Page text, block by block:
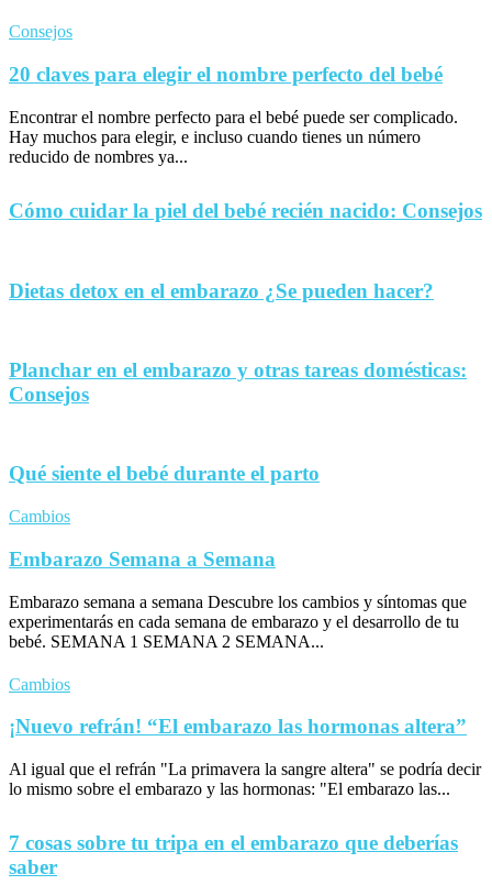
Consejos
20 claves para elegir el nombre perfecto del bebé
Encontrar el nombre perfecto para el bebé puede ser complicado.
Hay muchos para elegir, e incluso cuando tienes un número
reducido de nombres ya...
Cómo cuidar la piel del bebé recién nacido: Consejos
Dietas detox en el embarazo ¿Se pueden hacer?
Planchar en el embarazo y otras tareas domésticas:
Consejos
Qué siente el bebé durante el parto
Cambios
Embarazo Semana a Semana
Embarazo semana a semana Descubre los cambios y síntomas que
experimentarás en cada semana de embarazo y el desarrollo de tu
bebé. SEMANA 1 SEMANA 2 SEMANA...
Cambios
¡Nuevo refrán! “El embarazo las hormonas altera”
Al igual que el refrán "La primavera la sangre altera" se podría decir
lo mismo sobre el embarazo y las hormonas: "El embarazo las...
7 cosas sobre tu tripa en el embarazo que deberías
saber